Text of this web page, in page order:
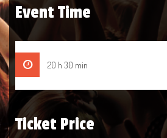
Event Time
20 h 30 min
Ticket Price